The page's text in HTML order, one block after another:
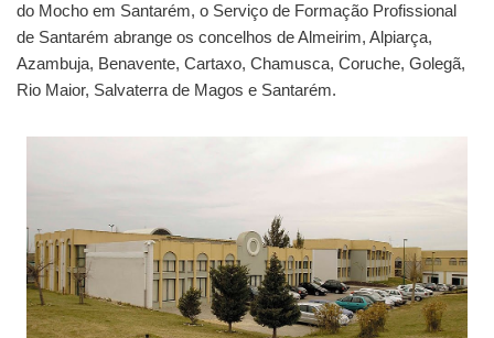
do Mocho em Santarém, o Serviço de Formação Profissional
de Santarém abrange os concelhos de Almeirim, Alpiarça,
Azambuja, Benavente, Cartaxo, Chamusca, Coruche, Golegã,
Rio Maior, Salvaterra de Magos e Santarém.